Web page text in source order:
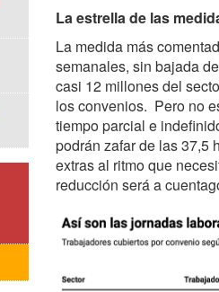
La estrella de las
La medida más
semanales, sin bajada
casi 12 millones del
los convenios. Pero no
tiempo parcial e
podrán zafar de las 37,5
extras al ritmo que
reducción será a